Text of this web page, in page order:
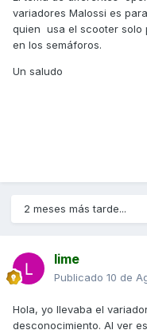
variadores Malossi es
quien usa el scooter solo
en los semáforos.
Un saludo
2 meses más tarde...
lime
Publicado 10 de
Hola, yo llevaba el
desconocimiento. Al ver